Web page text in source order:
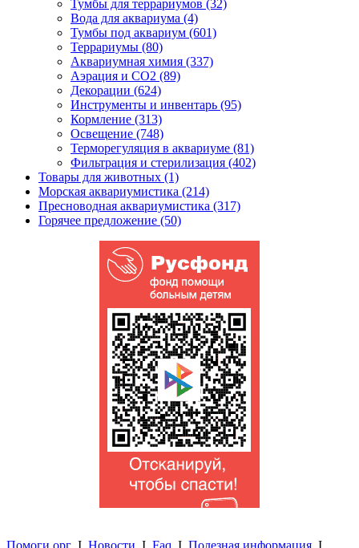
Тумбы для террариумов (32)
Вода для аквариума (4)
Тумбы под аквариум (601)
Террариумы (80)
Аквариумная химия (337)
Аэрация и CO2 (89)
Декорации (624)
Инструменты и инвентарь (95)
Кормление (313)
Освещение (748)
Терморегуляция в аквариуме (81)
Фильтрация и стерилизация (402)
Товары для животных (1)
Морская аквариумистика (214)
Пресноводная аквариумистика (317)
Горячее предложение (50)
Помоги.орг I Новости I Faq I Полезная информация I